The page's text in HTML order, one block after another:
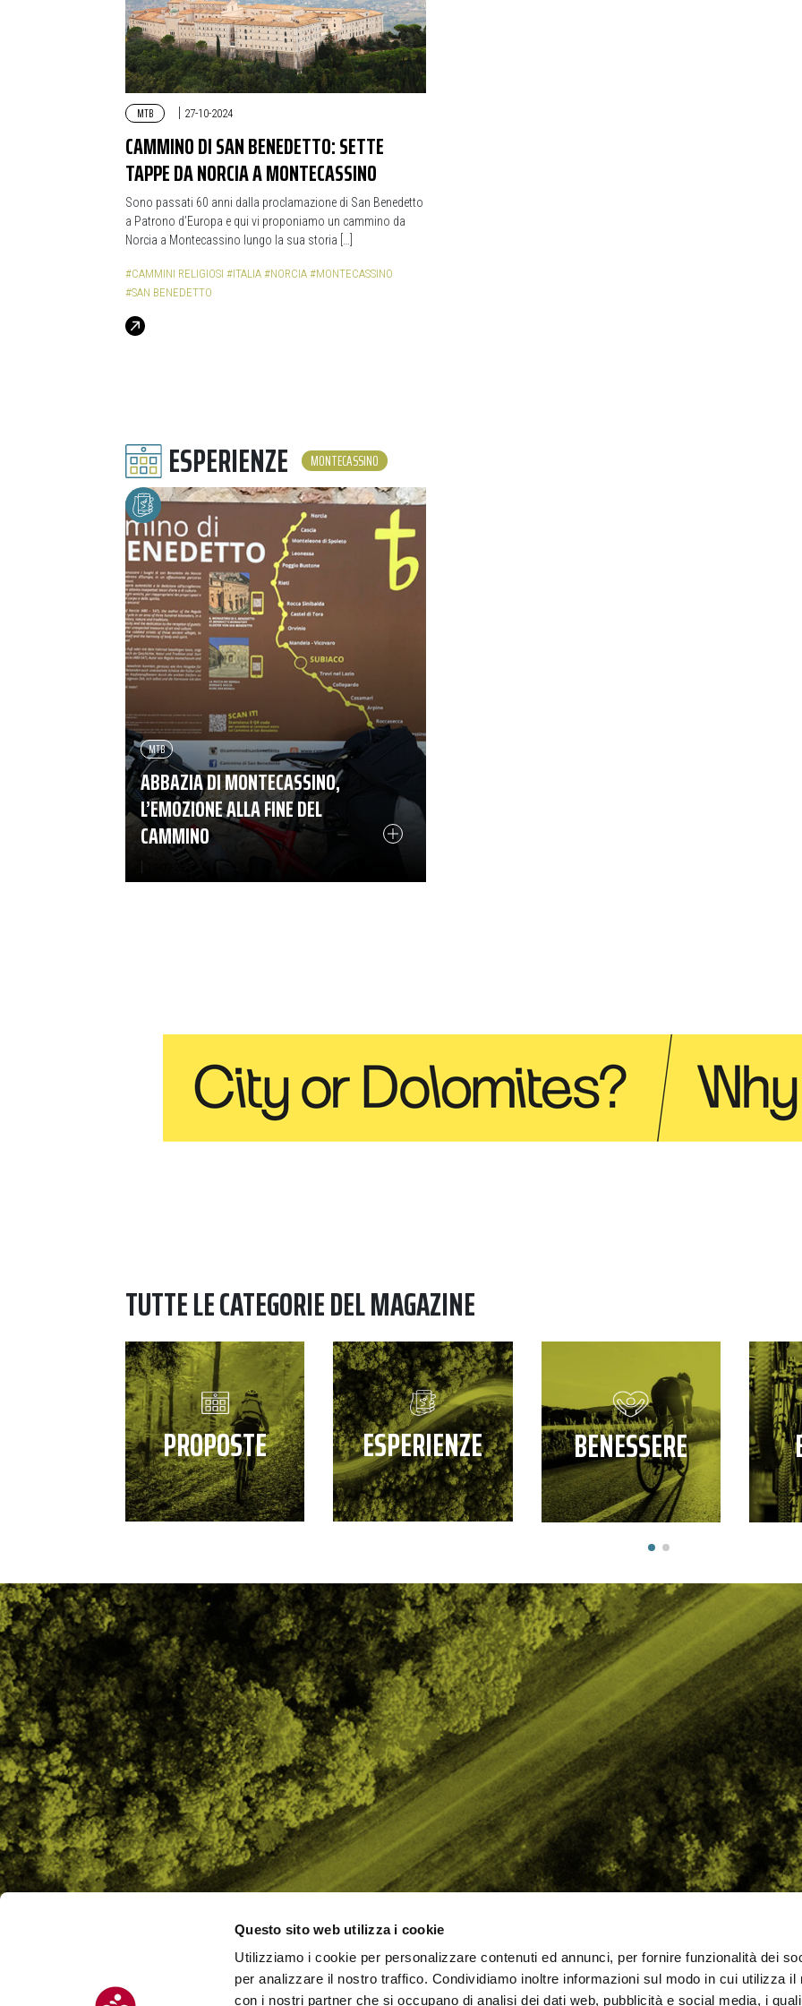
Questo sito web utilizza i cookie
Utilizziamo i cookie per personalizzare contenuti ed annunci, per fornire funzionalità dei
per analizzare il nostro traffico. Condividiamo inoltre informazioni sul modo in cui utilizza il
con i nostri partner che si occupano di analisi dei dati web, pubblicità e social media, i
MTB | 27-10-2024
CAMMINO DI SAN BENEDETTO: SETTE
TAPPE DA NORCIA A MONTECASSINO
Sono passati 60 anni dalla proclamazione di San Benedetto
a Patrono d’Europa e qui vi proponiamo un cammino da
Norcia a Montecassino lungo la sua storia […]
#CAMMINI RELIGIOSI #ITALIA #NORCIA #MONTECASSINO
#SAN BENEDETTO
ESPERIENZE MONTECASSINO
ABBAZIA DI MONTECASSINO,
L’EMOZIONE ALLA FINE DEL
CAMMINO
MTB
TUTTE LE CATEGORIE DEL MAGAZINE
PROPOSTE ESPERIENZE BENESSERE
CHI SIAMO
CONTATTI
STRADA
PROPOSTE
ESPERIENZE
BIKE LAB
BIKE HOTEL